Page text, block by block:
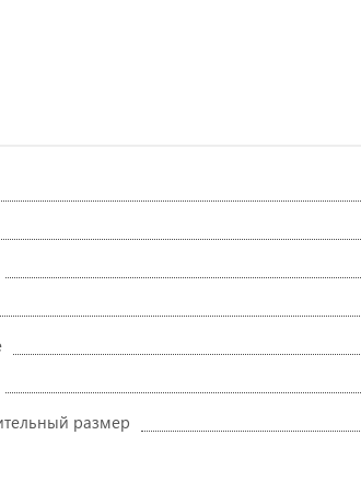
товар и
получите
размер